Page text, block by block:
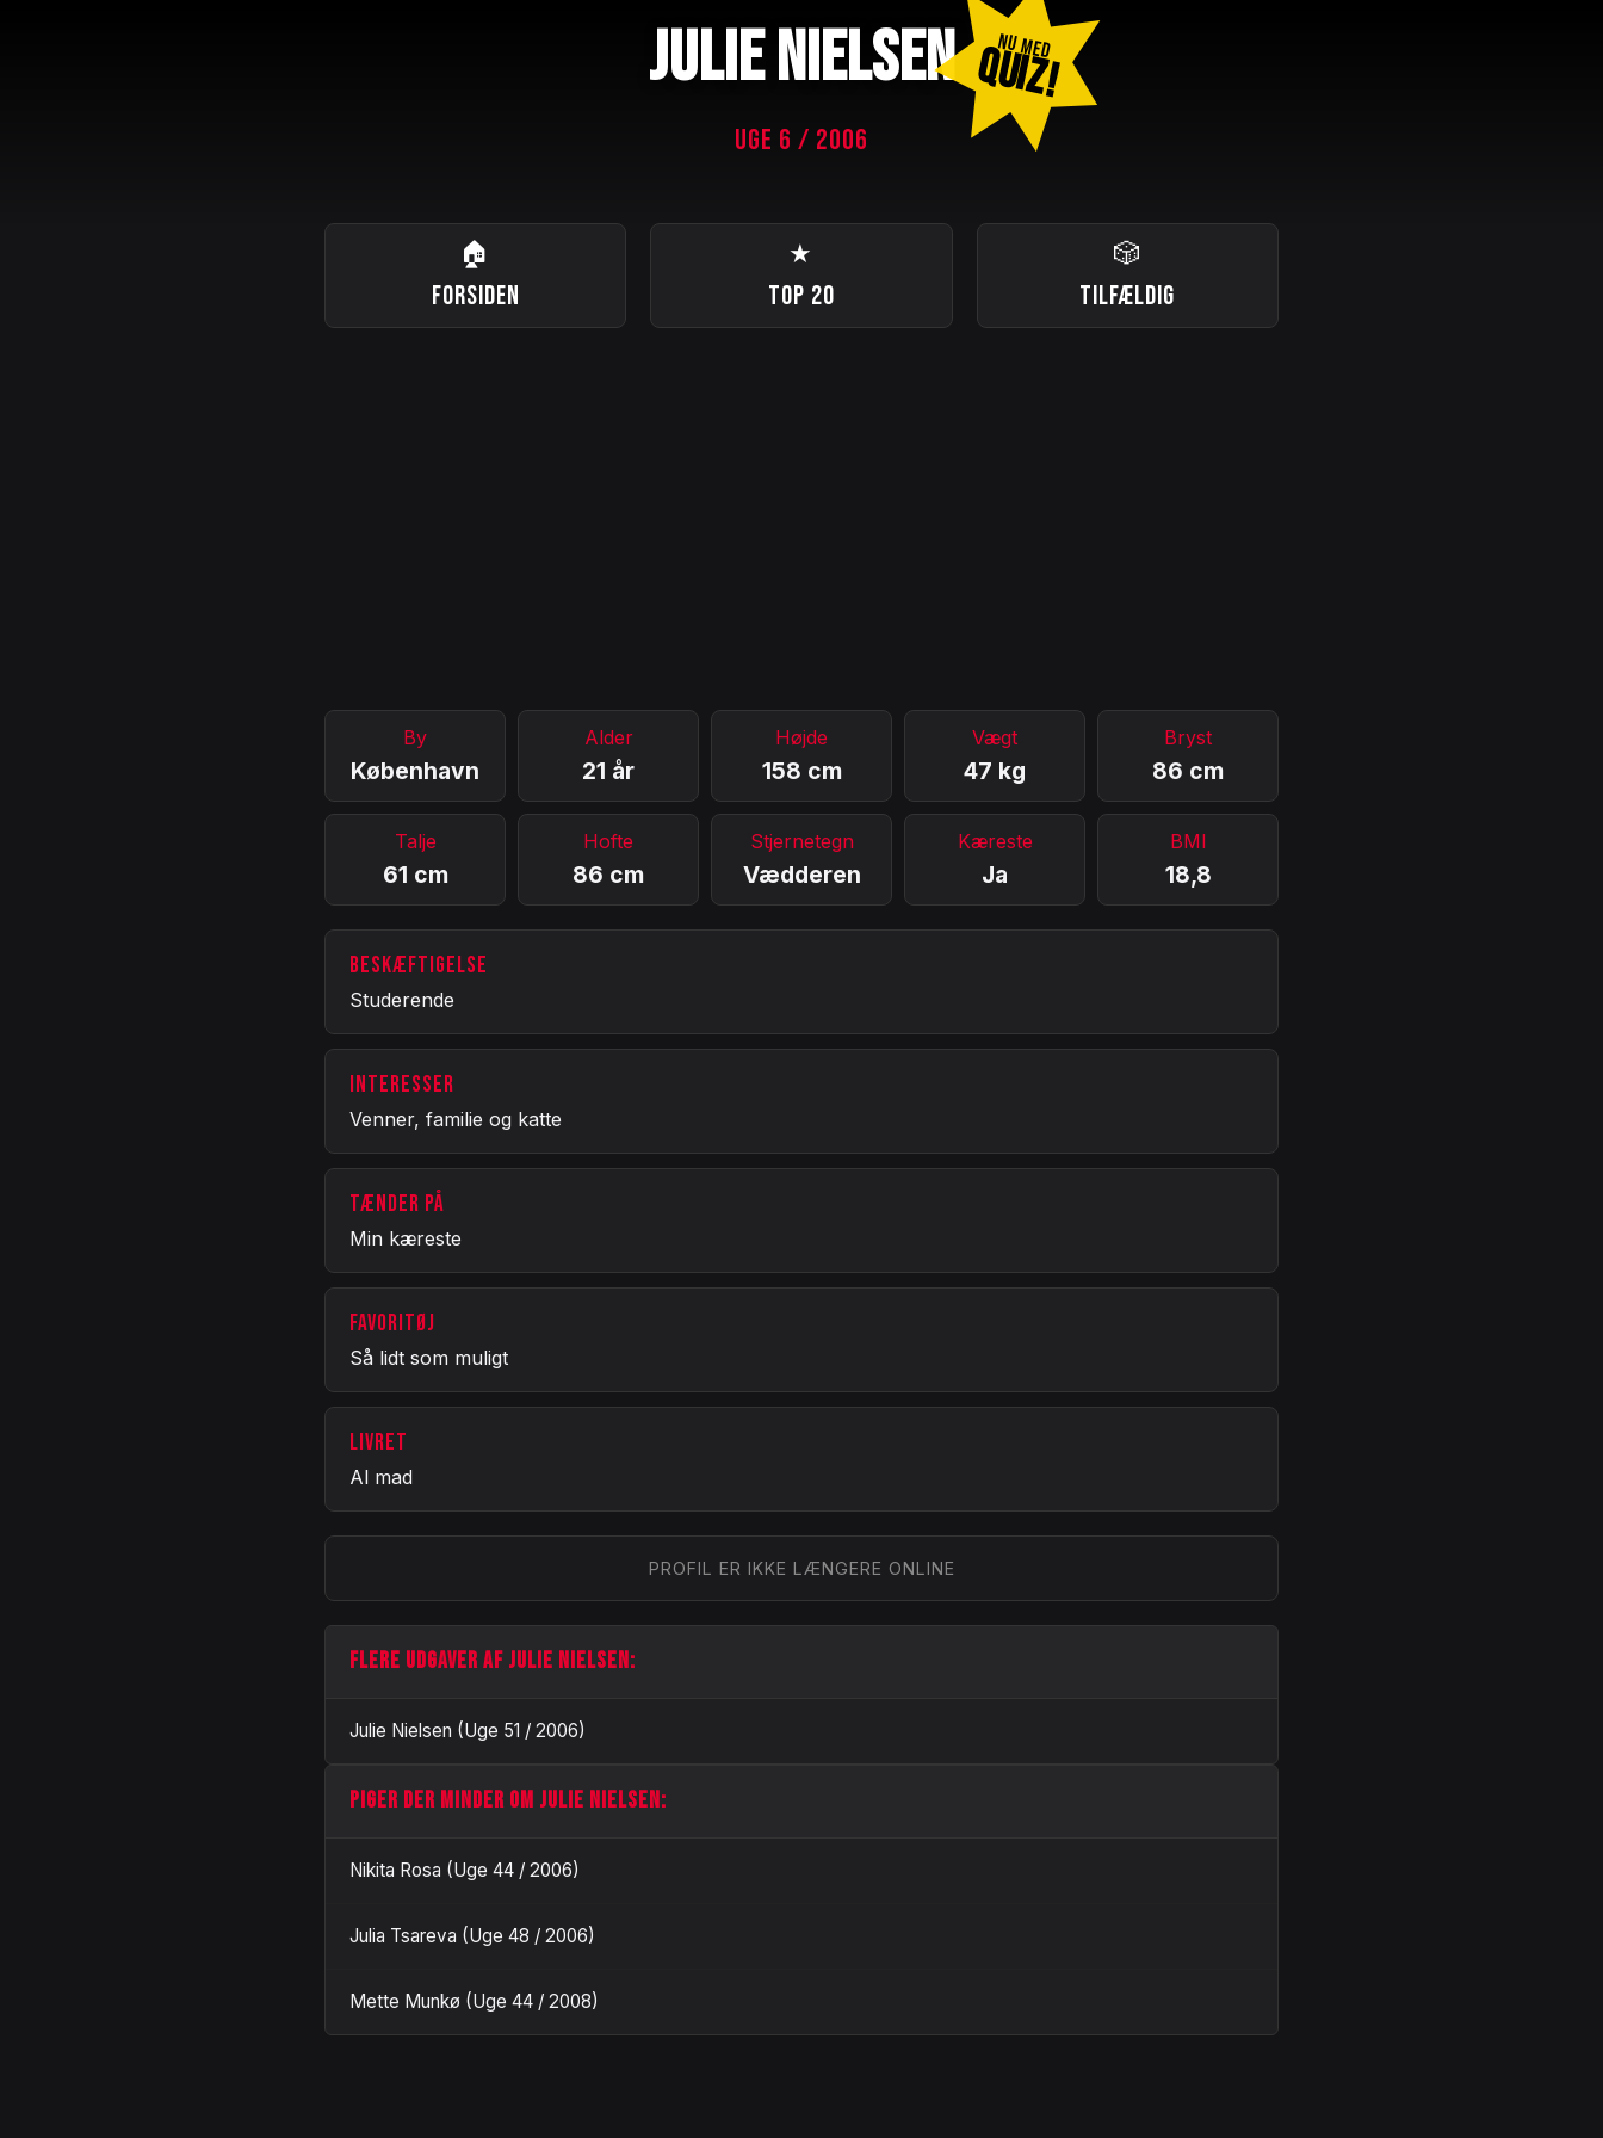
JULIE NIELSEN NU MED
QUIZ!
UGE 6 / 2006
🏠
FORSIDEN
★
TOP 20
🎲
TILFÆLDIG
By
København
Alder
21 år
Højde
158 cm
Vægt
47 kg
Bryst
86 cm
Talje
61 cm
Hofte
86 cm
Stjernetegn
Vædderen
Kæreste
Ja
BMI
18,8
BESKÆFTIGELSE
Studerende
INTERESSER
Venner, familie og katte
TÆNDER PÅ
Min kæreste
FAVORITØJ
Så lidt som muligt
LIVRET
Al mad
PROFIL ER IKKE LÆNGERE ONLINE
FLERE UDGAVER AF JULIE NIELSEN:
Julie Nielsen (Uge 51 / 2006)
PIGER DER MINDER OM JULIE NIELSEN:
Nikita Rosa (Uge 44 / 2006)
Julia Tsareva (Uge 48 / 2006)
Mette Munkø (Uge 44 / 2008)